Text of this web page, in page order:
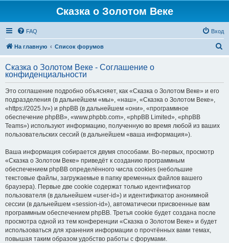
Сказка о Золотом Веке
FAQ Вход
На главную Список форумов
с
Сказка о Золотом Веке - Соглашение о
конфиденциальности
Это соглашение подробно объясняет, как «Сказка о Золотом Веке» и его
подразделения (в дальнейшем «мы», «наш», «Сказка о Золотом Веке»,
«https://2025.lv») и phpBB (в дальнейшем «они», «программное
обеспечение phpBB», «www.phpbb.com», «phpBB Limited», «phpBB
Teams») используют информацию, полученную во время любой из ваших
пользовательских сессий (в дальнейшем «ваша информация»).
Ваша информация собирается двумя способами. Во-первых, просмотр
«Сказка о Золотом Веке» приведёт к созданию программным
обеспечением phpBB определённого числа cookies (небольшие
текстовые файлы, загружаемые в папку временных файлов вашего
браузера). Первые две cookie содержат только идентификатор
пользователя (в дальнейшем «user-id») и идентификатор анонимной
сессии (в дальнейшем «session-id»), автоматически присвоенные вам
программным обеспечением phpBB. Третья cookie будет создана после
просмотра одной из тем конференции «Сказка о Золотом Веке» и будет
использоваться для хранения информации о прочтённых вами темах,
повышая таким образом удобство работы с форумами.